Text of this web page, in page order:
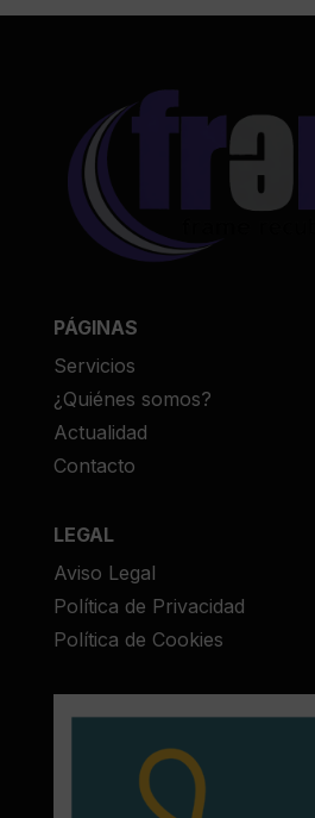
PÁGINAS
Servicios
¿Quiénes somos?
Actualidad
Contacto
LEGAL
Aviso Legal
Política de Privacidad
Política de Cookies